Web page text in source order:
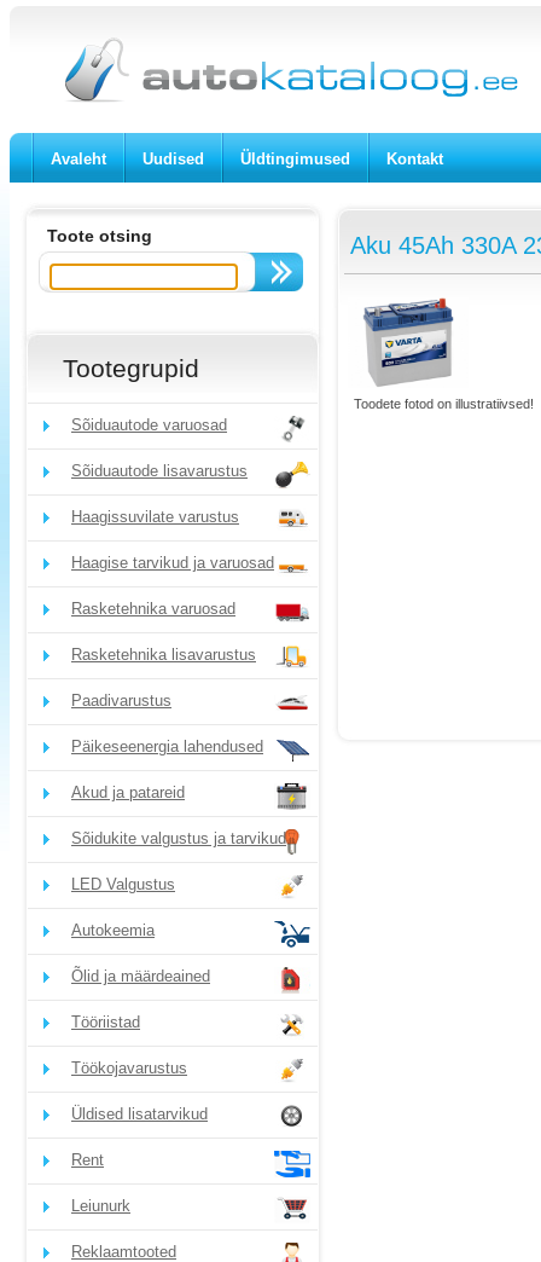
Avaleht Uudised Üldtingimused Kontakt
Toote otsing
Tootegrupid
Sõiduautode varuosad
Sõiduautode lisavarustus
Haagissuvilate varustus
Haagise tarvikud ja varuosad
Rasketehnika varuosad
Rasketehnika lisavarustus
Paadivarustus
Päikeseenergia lahendused
Akud ja patareid
Sõidukite valgustus ja tarvikud
LED Valgustus
Autokeemia
Õlid ja määrdeained
Tööriistad
Töökojavarustus
Üldised lisatarvikud
Rent
Leiunurk
Reklaamtooted
Aku 45Ah 330A
Toodete fotod on illustratiivsed!